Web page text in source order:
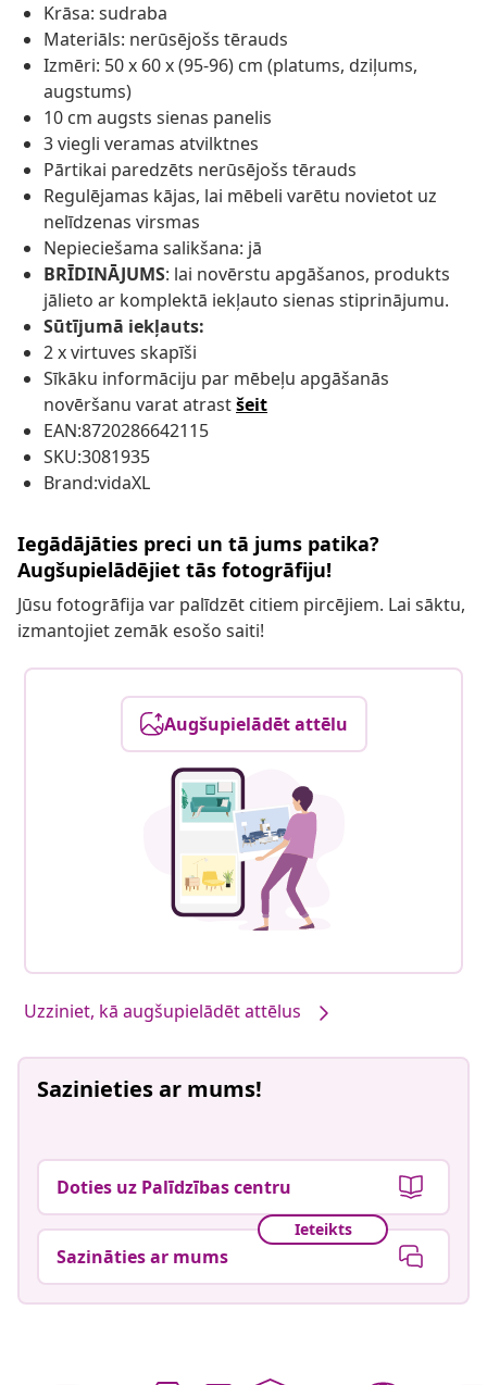
Krāsa: sudraba
Materiāls: nerūsējošs tērauds
Izmēri: 50 x 60 x (95-96) cm (platums, dziļums,
augstums)
10 cm augsts sienas panelis
3 viegli veramas atvilktnes
Pārtikai paredzēts nerūsējošs tērauds
Regulējamas kājas, lai mēbeli varētu novietot uz
nelīdzenas virsmas
Nepieciešama salikšana: jā
BRĪDINĀJUMS: lai novērstu apgāšanos, produkts
jālieto ar komplektā iekļauto sienas stiprinājumu.
Sūtījumā iekļauts:
2 x virtuves skapīši
Sīkāku informāciju par mēbeļu apgāšanās
novēršanu varat atrastšeit
EAN:8720286642115
SKU:3081935
Brand:vidaXL
Iegādājāties preci un tā jums patika?
Augšupielādējiet tās fotogrāfiju!
Jūsu fotogrāfija var palīdzēt citiem pircējiem. Lai sāktu,
izmantojiet zemāk esošo saiti!
Augšupielādēt attēlu
Uzziniet, kā augšupielādēt attēlus
Sazinieties ar mums!
Doties uz Palīdzības centru
Ieteikts
Sazināties ar mums